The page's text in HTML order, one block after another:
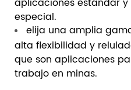
especial.
elija una amplia
alta flexibilidad y
que son aplicaciones
trabajo en minas.